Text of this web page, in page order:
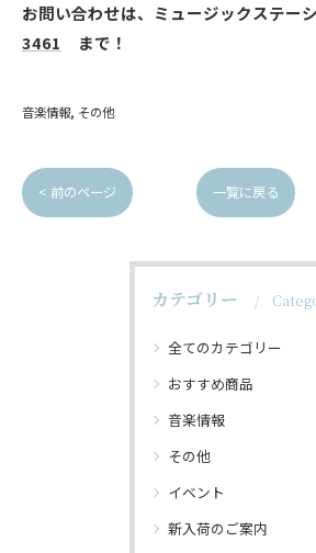
お問い合わせは、ミュージックステー
3461 まで！
音楽情報 その他
< 前のページ 一覧に戻る
カテゴリー
全てのカテゴリー
おすすめ商品
音楽情報
その他
イベント
新入荷のご案内